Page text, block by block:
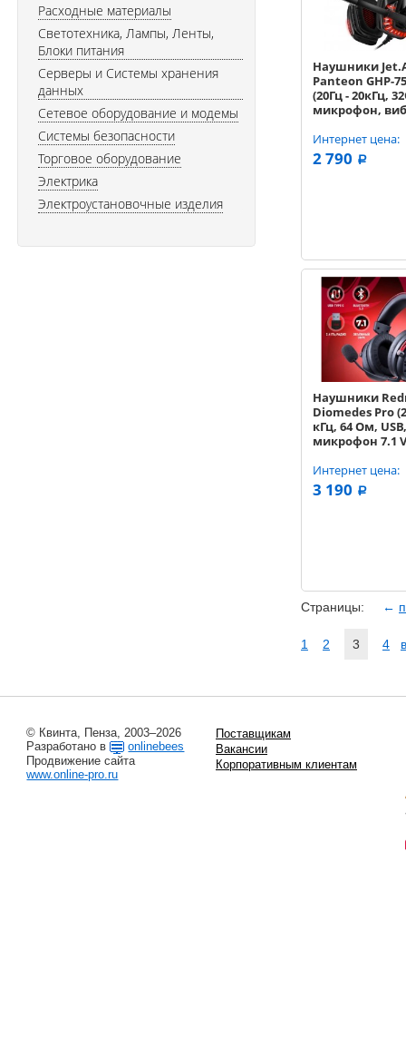
Наушники
Panteon GHP-
(20Гц - 20кГц,
микрофон,
кабель 2.1м)
красная
Интернет цена:
2 790 a
Наушники
Diomedes Pro
кГц, 64 Ом, USB,
микрофон 7.1
радиоканал
черный /
Интернет цена:
3 190 a
Страницы: ←
1 2 3 4
Расходные материалы
Светотехника, Лампы, Ленты,
Блоки питания
Серверы и Системы хранения
данных
Сетевое оборудование и модемы
Системы безопасности
Торговое оборудование
Электрика
Электроустановочные изделия
© Квинта, Пенза, 2003–2026
Разработано в
onlinebees
Продвижение сайта
www.online-pro.ru
Поставщикам
Вакансии
Корпоративным клиентам